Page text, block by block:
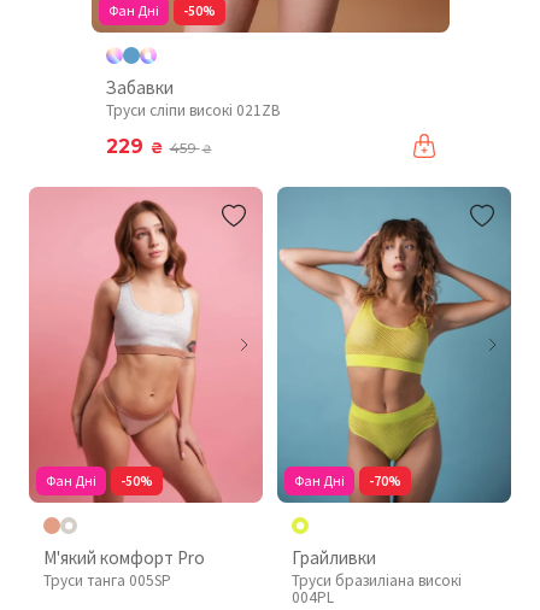
Фан Дні -50%
Забавки
Труси сліпи високі 021ZB
229 ₴ 459₴
Фан Дні -50%
М'який комфорт Pro
Труси танга 005SP
Фан Дні -70%
Грайливки
Труси бразиліана високі
004PL